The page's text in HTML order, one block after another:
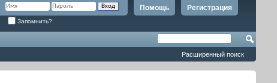
Регистрация
Помощь
Запомнить?
Расширенный поиск